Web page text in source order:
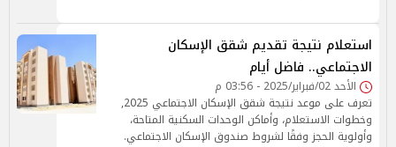
استعلام نتيجة تقديم شقق الإسكان
الاجتماعي.. فاضل أيام
الأحد 02/فبراير/2025 - 03:56 م
تعرف على موعد نتيجة شقق الإسكان الاجتماعي 2025,
وخطوات الاستعلام، وأماكن الوحدات السكنية المتاحة،
وأولوية الحجز وفقًا لشروط صندوق الإسكان الاجتماعي.